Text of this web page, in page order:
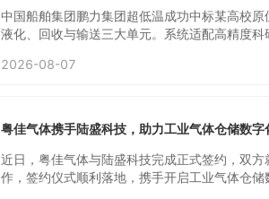
中国船舶集团鹏力集团超低温成功中标某高校
液化、回收与输送三大单元。系统适配高精度
时“零蒸发”连续稳定运行。此前，国内高校及科
资源。在全球氦气供应链持续波动以及科研领
2026-08-07
粤佳气体携手陆盛科技，助力工业气体仓储数字
近日，粤佳气体与陆盛科技完成正式签约，双
作，签约仪式顺利落地，携手开启工业气体仓